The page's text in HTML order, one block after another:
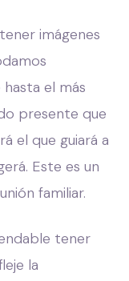
imágenes
el más
presente que
el que guiará a
Este es un
familiar.
tener
la